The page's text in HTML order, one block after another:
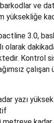
ve
yüksekliğe
3.0,
olarak
Kontrol
yazı